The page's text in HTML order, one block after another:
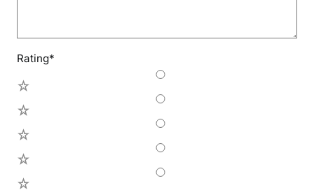
Rating*